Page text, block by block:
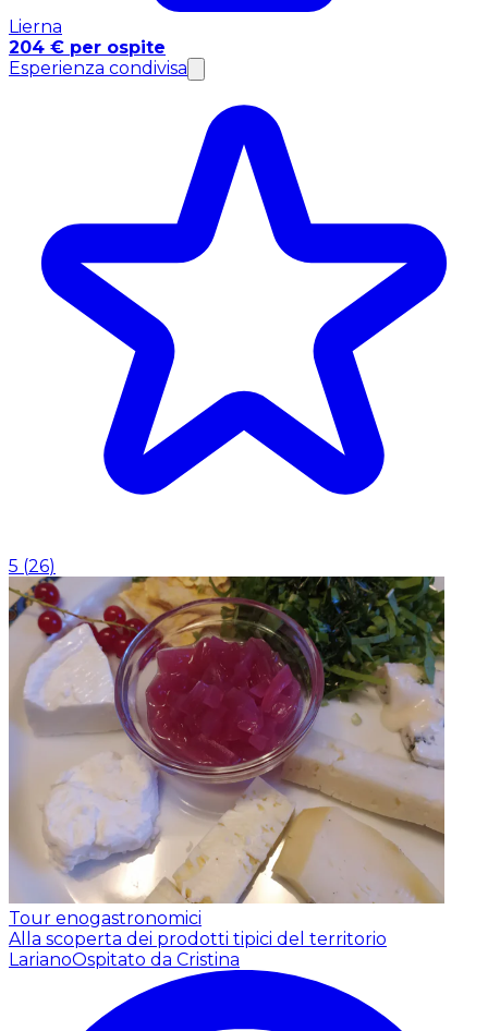
Lierna
204 € per ospite
Esperienza condivisa
5 (26)
Tour enogastronomici
Alla scoperta dei prodotti tipici del territorio
LarianoOspitato da Cristina